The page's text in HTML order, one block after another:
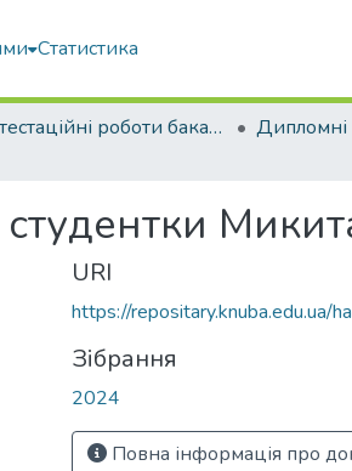
Статистика
Атестаційні роботи бакалаврів Дипломні
URI
https://
Зібрання
2024
Повна інформація про